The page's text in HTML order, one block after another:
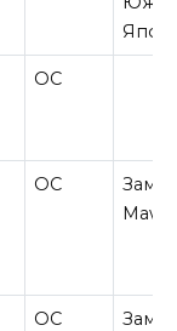
ОС
ОС
Maw
ОС